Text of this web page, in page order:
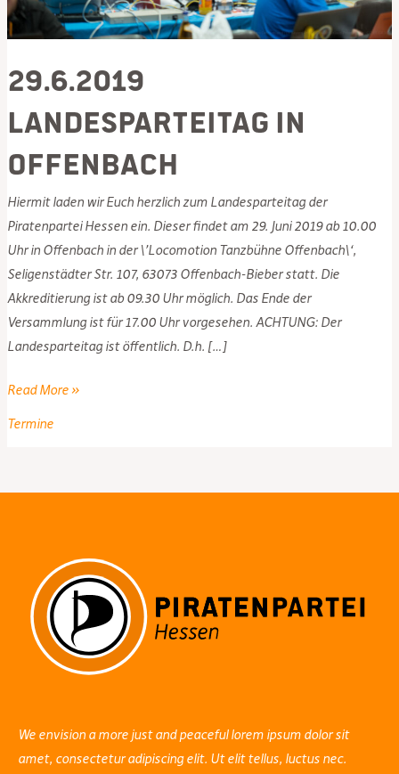
29.6.2019
Landesparteitag in
Offenbach
Hiermit laden wir Euch herzlich zum Landesparteitag der
Piratenpartei Hessen ein. Dieser findet am 29. Juni 2019 ab 10.00
Uhr in Offenbach in der \’Locomotion Tanzbühne Offenbach\‘,
Seligenstädter Str. 107, 63073 Offenbach-Bieber statt. Die
Akkreditierung ist ab 09.30 Uhr möglich. Das Ende der
Versammlung ist für 17.00 Uhr vorgesehen. ACHTUNG: Der
Landesparteitag ist öffentlich. D.h. […]
29.6.2019
Read More »
Termine
We envision a more just and peaceful lorem ipsum dolor sit
amet, consectetur adipiscing elit. Ut elit tellus, luctus nec.